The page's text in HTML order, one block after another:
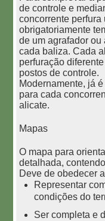
de controle e
concorrente
obrigatoriamente
de um agrafador
cada baliza. Cada
perfuração
postos de controle.
Modernamente, já
para cada
alicate.
Mapas
O mapa para
detalhada,
Deve de obedecer
Representar
condições do
Ser completa e